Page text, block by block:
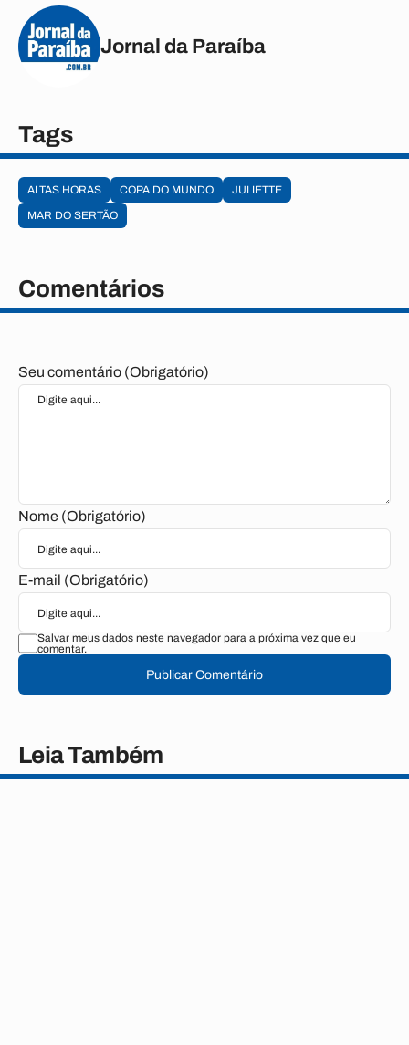
Jornal da Paraíba
Tags
ALTAS HORAS COPA DO MUNDO
JULIETTE
MAR DO SERTÃO
Comentários
Seu comentário (Obrigatório)
Nome (Obrigatório)
E-mail (Obrigatório)
Salvar meus dados neste navegador para a próxima vez que eu
comentar.
Publicar Comentário
Leia Também